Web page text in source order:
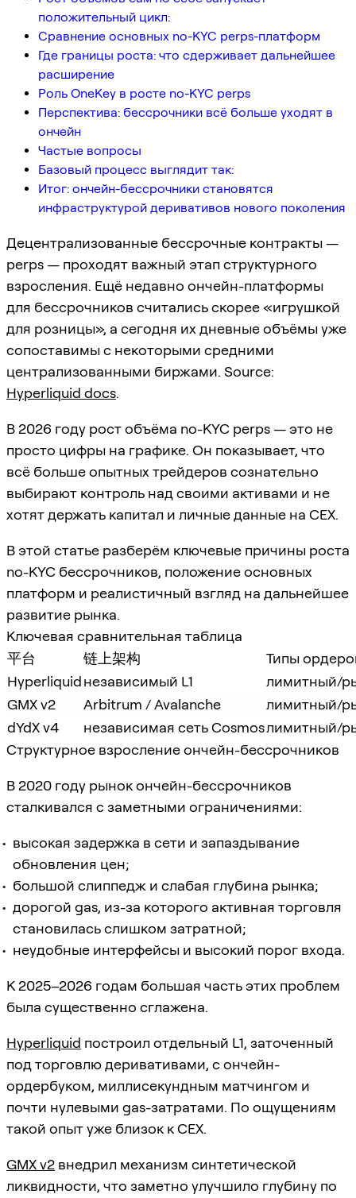
положительный цикл:
Сравнение основных no-KYC perps-платформ
Где границы роста: что сдерживает дальнейшее
расширение
Роль OneKey в росте no-KYC perps
Перспектива: бессрочники всё больше уходят в
ончейн
Частые вопросы
Базовый процесс выглядит так:
Итог: ончейн-бессрочники становятся
инфраструктурой деривативов нового поколения
Децентрализованные бессрочные контракты —
perps — проходят важный этап структурного
взросления. Ещё недавно ончейн-платформы
для бессрочников считались скорее «игрушкой
для розницы», а сегодня их дневные объёмы уже
сопоставимы с некоторыми средними
централизованными биржами. Source:
Hyperliquid docs.
В 2026 году рост объёма no-KYC perps — это не
просто цифры на графике. Он показывает, что
всё больше опытных трейдеров сознательно
выбирают контроль над своими активами и не
хотят держать капитал и личные данные на CEX.
В этой статье разберём ключевые причины роста
no-KYC бессрочников, положение основных
платформ и реалистичный взгляд на дальнейшее
развитие рынка.
Ключевая сравнительная таблица
平台
链上架构
Типы
Hyperliquidнезависимый L1
лимитный/
GMX v2
Arbitrum / Avalanche
лимитный/
dYdX v4
независимая сеть Cosmosлимитный/
Структурное взросление ончейн-бессрочников
В 2020 году рынок ончейн-бессрочников
сталкивался с заметными ограничениями:
высокая задержка в сети и запаздывание
обновления цен;
большой слиппедж и слабая глубина рынка;
дорогой gas, из-за которого активная торговля
становилась слишком затратной;
неудобные интерфейсы и высокий порог входа.
К 2025–2026 годам большая часть этих проблем
была существенно сглажена.
Hyperliquid построил отдельный L1, заточенный
под торговлю деривативами, с ончейн-
ордербуком, миллисекундным матчингом и
почти нулевыми gas-затратами. По ощущениям
такой опыт уже близок к CEX.
GMX v2 внедрил механизм синтетической
ликвидности, что заметно улучшило глубину по